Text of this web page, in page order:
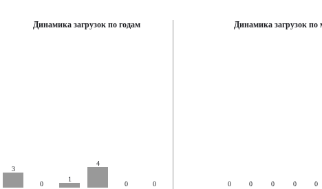
Динамика загрузок по годам
3
0
1
4
0 0
Динамика загрузок по
0 0 0 0 0